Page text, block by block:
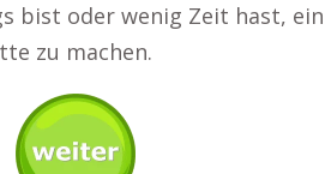
bist oder wenig Zeit hast,
zu machen.